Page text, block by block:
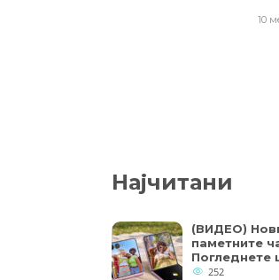
10
Најчитани
(ВИДЕО)
паметните
Погледнете
252